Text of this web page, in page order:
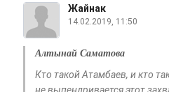
Жайнак
14.02.2019, 11:50
Алтынай Саматова
Кто такой Атамбаев, и кто